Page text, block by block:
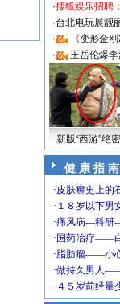
·搜狐娱乐招聘
·台北电玩展靓
·
《变形金
·
王岳伦爆
新版“西游”绝
健 康 指 南